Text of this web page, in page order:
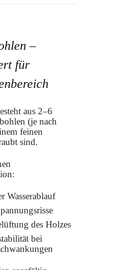
–
für
aus 2–6
(je nach
feinen
sind.
Wasserablauf
des Holzes
bei